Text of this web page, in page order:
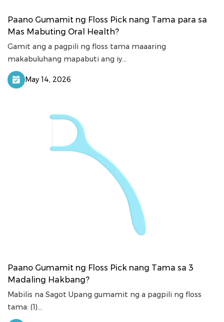
Paano Gumamit ng Floss Pick nang Tama para sa
Mas Mabuting Oral Health?
Gamit ang a pagpili ng floss tama maaaring
makabuluhang mapabuti ang iy...
May 14, 2026
Paano Gumamit ng Floss Pick nang Tama sa 3
Madaling Hakbang?
Mabilis na Sagot Upang gumamit ng a pagpili ng floss
tama: (1)...